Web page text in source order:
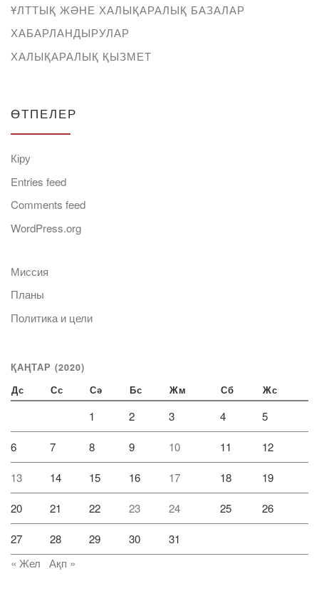
ҰЛТТЫҚ ЖӘНЕ ХАЛЫҚАРАЛЫҚ БАЗАЛАР
ХАБАРЛАНДЫРУЛАР
ХАЛЫҚАРАЛЫҚ ҚЫЗМЕТ
ӨТПЕЛЕР
Кіру
Entries feed
Comments feed
WordPress.org
Миссия
Планы
Политика и цели
ҚАҢТАР (2020)
Дс Сс Сә Бс Жм Сб Жс
1 2 3 4 5
6 7 8 9 10 11 12
13 14 15 16 17 18 19
20 21 22 23 24 25 26
27 28 29 30
31
« Жел
Ақп »